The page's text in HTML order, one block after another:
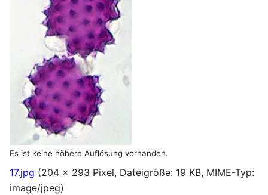
Es ist keine höhere Auflösung vorhanden.
17.jpg (204 × 293 Pixel, Dateigröße: 19 KB, MIME-Typ:
image/jpeg)